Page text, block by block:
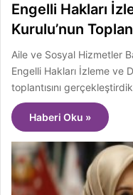
Engelli Hakları
Kurulu’nun
Aile ve Sosyal Hizmetler
Engelli Hakları İzleme ve
toplantısını
Haberi Oku »